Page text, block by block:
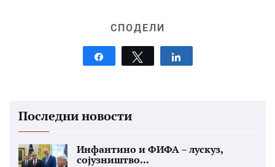
СПОДЕЛИ
Tweet
Последни новости
Инфантино и ФИФА – лускуз,
сојузништво...